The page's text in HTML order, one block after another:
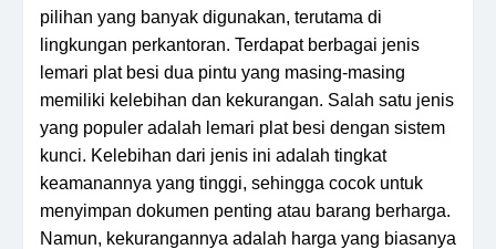
pilihan yang banyak digunakan, terutama di
lingkungan perkantoran. Terdapat berbagai jenis
lemari plat besi dua pintu yang masing-masing
memiliki kelebihan dan kekurangan. Salah satu jenis
yang populer adalah lemari plat besi dengan sistem
kunci. Kelebihan dari jenis ini adalah tingkat
keamanannya yang tinggi, sehingga cocok untuk
menyimpan dokumen penting atau barang berharga.
Namun, kekurangannya adalah harga yang biasanya